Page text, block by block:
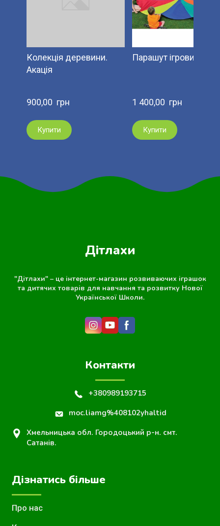
Колекція деревини.
Акація
900,00  грн
Купити
Парашут ігровий
1 400,00  грн
Купити
Дітлахи
"Дітлахи" – це інтернет-магазин розвиваючих іграшок
та дитячих товарів для навчання та розвитку Нової
Української Школи.
Контакти
+380989193715
moc.liamg%408102yhaltid
Хмельницька обл. Городоцький р-н. смт.
Сатанів.
Дізнатись більше
Про нас